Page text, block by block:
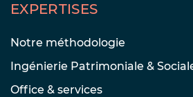
EXPERTISES
Notre méthodologie
Ingénierie Patrimoniale &
Office & services